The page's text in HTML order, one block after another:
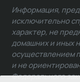
Информация,
исключительно
характер, не
домашних и иных
осуществлением
и не
Федерального